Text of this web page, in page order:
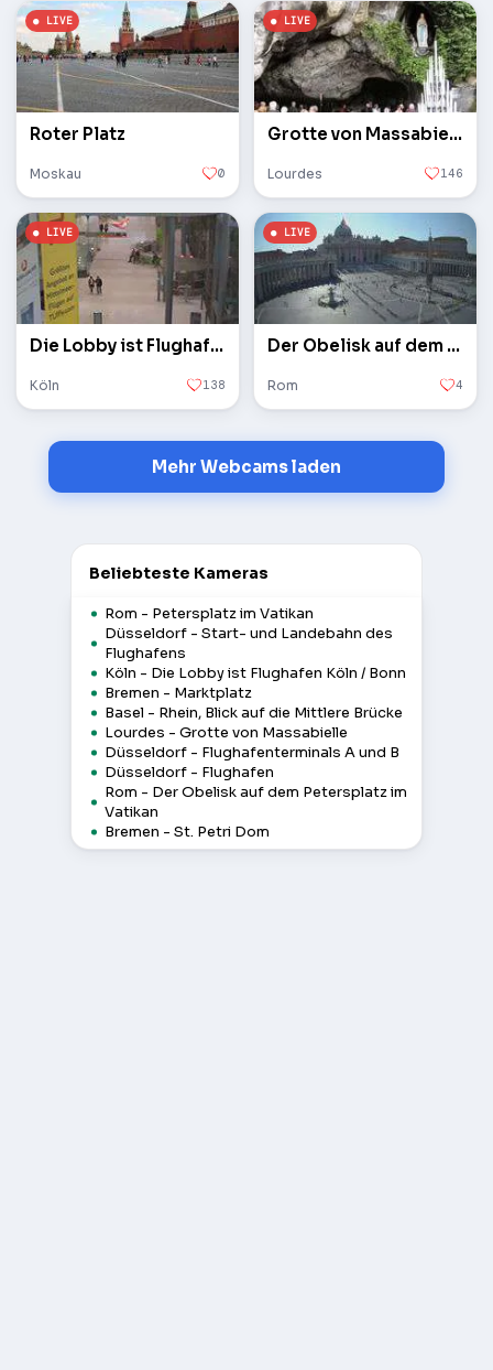
Roter Platz
Moskau 0
Grotte von Massabielle
Lourdes 146
Die Lobby ist Flughafen Köln / Bonn
Köln 138
Der Obelisk auf dem Petersplatz im Vatikan
Rom 4
Mehr Webcams laden
Beliebteste Kameras
Rom - Petersplatz im Vatikan
Düsseldorf - Start- und Landebahn des
Flughafens
Köln - Die Lobby ist Flughafen Köln / Bonn
Bremen - Marktplatz
Basel - Rhein, Blick auf die Mittlere Brücke
Lourdes - Grotte von Massabielle
Düsseldorf - Flughafenterminals A und B
Düsseldorf - Flughafen
Rom - Der Obelisk auf dem Petersplatz im
Vatikan
Bremen - St. Petri Dom